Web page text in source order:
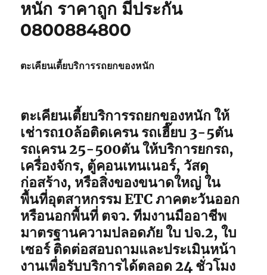
หนัก ราคาถูก มีประกัน
0800884800
ตะเคียนเตี้ยบริการรถยกของหนัก
ตะเคียนเตี้ยบริการรถยกของหนัก ให้
เช่ารถ10ล้อติดเครน รถเฮี๊ยบ 3-5ตัน
รถเครน 25-500ตัน ให้บริการยกรถ,
เครื่องจักร, ตู้คอนเทนเนอร์, วัสดุ
ก่อสร้าง, หรือสิ่งของขนาดใหญ่ ใน
พื้นที่อุตสาหกรรม ETC ภาคตะวันออก
หรือนอกพื้นที่ ตจว. ทีมงานมืออาชีพ
มาตรฐานความปลอดภัย ใบ ปจ.2, ใบ
เซอร์ ติดต่อสอบถามและประเมินหน้า
งานเพื่อรับบริการได้ตลอด 24 ชั่วโมง